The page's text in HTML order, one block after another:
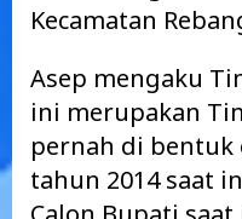
Kecamatan
Asep mengaku
ini merupakan
pernah di bentuk
tahun 2014 saat